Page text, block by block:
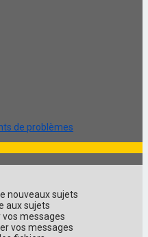
de problèmes
nouveaux sujets
aux sujets
messages
vos messages